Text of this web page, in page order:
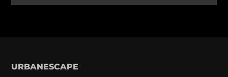
URBANESCAPE